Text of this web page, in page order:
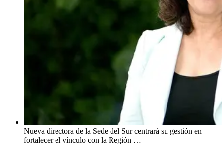
Nueva directora de la Sede del Sur centrará su gestión en
fortalecer el vínculo con la Región …